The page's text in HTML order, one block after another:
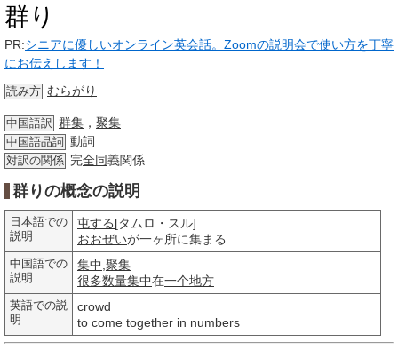
群り
PR:シニアに優しいオンライン英会話。Zoomの説明会で使い方を丁寧
にお伝えします！
読み方 むらがり
中国語訳 群集 ， 聚集
中国語品詞 動詞
対訳の関係 完全同義関係
群りの概念の説明
日本語での
説明
屯する[タムロ・スル]
おおぜいが一ヶ所に集まる
中国語での
説明
集中 聚集
很多数量集中在一个地方
英語での説
明
crowd
to come together in numbers